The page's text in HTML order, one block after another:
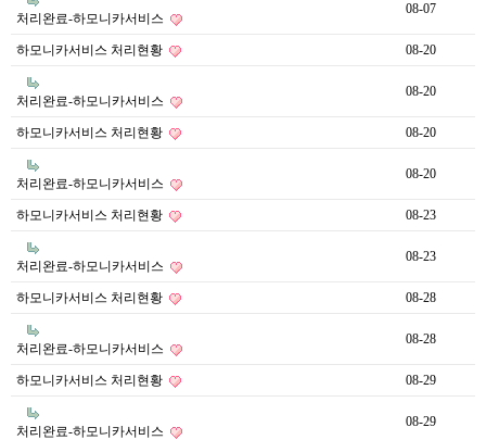
처리완료-하모니카서비스
08-07
하모니카서비스 처리현황 08-20
처리완료-하모니카서비스
08-20
하모니카서비스 처리현황 08-20
처리완료-하모니카서비스
08-20
하모니카서비스 처리현황 08-23
처리완료-하모니카서비스
08-23
하모니카서비스 처리현황 08-28
처리완료-하모니카서비스
08-28
하모니카서비스 처리현황 08-29
처리완료-하모니카서비스
08-29